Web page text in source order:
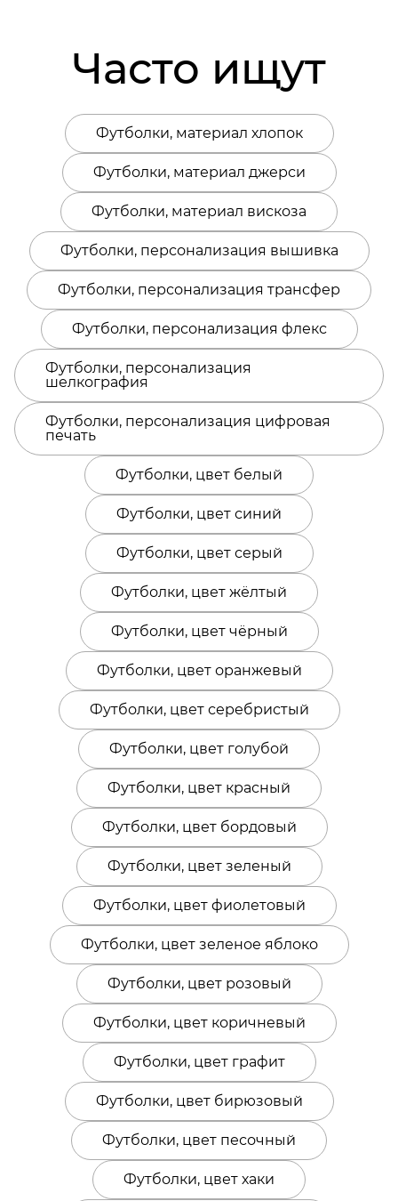
Часто ищут
Футболки, материал хлопок
Футболки, материал джерси
Футболки, материал вискоза
Футболки, персонализация вышивка
Футболки, персонализация трансфер
Футболки, персонализация флекс
Футболки, персонализация
шелкография
Футболки, персонализация цифровая
печать
Футболки, цвет белый
Футболки, цвет синий
Футболки, цвет серый
Футболки, цвет жёлтый
Футболки, цвет чёрный
Футболки, цвет оранжевый
Футболки, цвет серебристый
Футболки, цвет голубой
Футболки, цвет красный
Футболки, цвет бордовый
Футболки, цвет зеленый
Футболки, цвет фиолетовый
Футболки, цвет зеленое яблоко
Футболки, цвет розовый
Футболки, цвет коричневый
Футболки, цвет графит
Футболки, цвет бирюзовый
Футболки, цвет песочный
Футболки, цвет хаки